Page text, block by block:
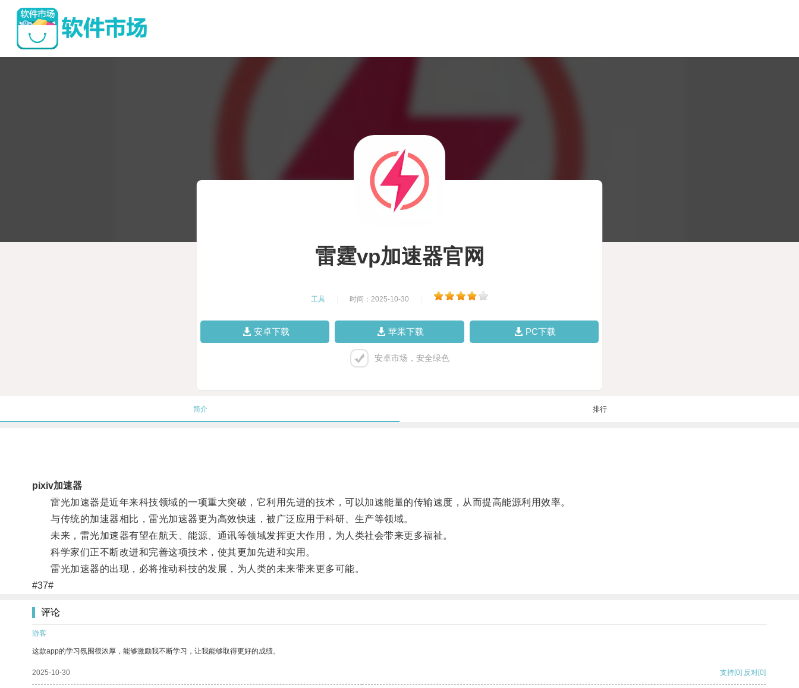
雷霆vp加速器官网
工具 时间：2025-10-30
安卓下载 苹果下载 PC下载
安卓市场，安全绿色
简介 排行
pixiv加速器
雷光加速器是近年来科技领域的一项重大突破，它利用先进的技术，可以加速能量的传输速度，从而提高能源利用效率。
与传统的加速器相比，雷光加速器更为高效快速，被广泛应用于科研、生产等领域。
未来，雷光加速器有望在航天、能源、通讯等领域发挥更大作用，为人类社会带来更多福祉。
科学家们正不断改进和完善这项技术，使其更加先进和实用。
雷光加速器的出现，必将推动科技的发展，为人类的未来带来更多可能。
#37#
评论
游客
这款app的学习氛围很浓厚，能够激励我不断学习，让我能够取得更好的成绩。
2025-10-30 支持[0] 反对[0]